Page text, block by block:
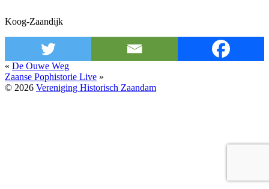
Koog-Zaandijk
« De Ouwe Weg
Zaanse Pophistorie Live »
© 2026 Vereniging Historisch Zaandam